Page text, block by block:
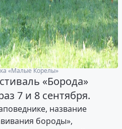
«Малые Корелы»
«Борода»
7 и 8 сентября.
название
бороды»,